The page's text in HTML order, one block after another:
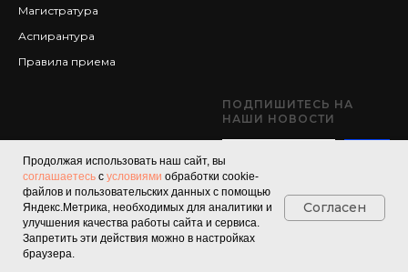
Продолжая использовать наш сайт, вы
соглашаетесь с условиями обработки cookie-
файлов и пользовательских данных с помощью
Яндекс.Метрика, необходимых для аналитики и
улучшения качества работы сайта и сервиса.
Запретить эти действия можно в настройках
браузера.
Согласен
Магистратура
Аспирантура
Правила приема
ПОДПИШИТЕСЬ НА
НАШИ НОВОСТИ
© 2025 Южный